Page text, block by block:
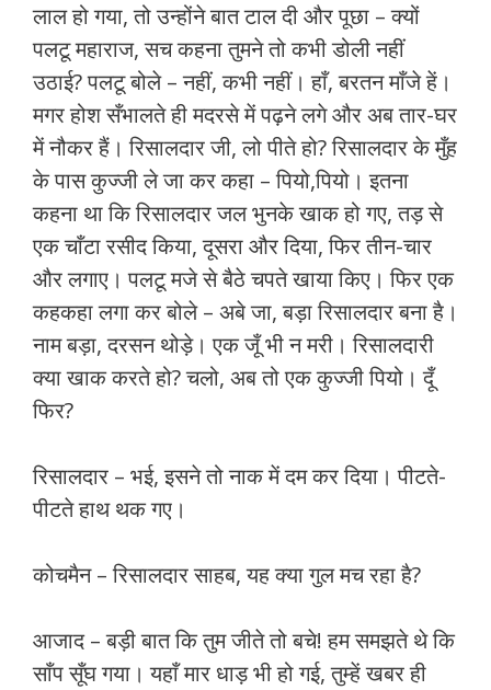
लाल हो गया, तो उन्होंने बात टाल दी और पूछा – क्यों
पलटू महाराज, सच कहना तुमने तो कभी डोली नहीं
उठाई? पलटू बोले – नहीं, कभी नहीं। हाँ, बरतन माँजे हें।
मगर होश सँभालते ही मदरसे में पढ़ने लगे और अब तार-घर
में नौकर हैं। रिसालदार जी, लो पीते हो? रिसालदार के मुँह
के पास कुज्जी ले जा कर कहा – पियो,पियो। इतना
कहना था कि रिसालदार जल भुनके खाक हो गए, तड़ से
एक चाँटा रसीद किया, दूसरा और दिया, फिर तीन-चार
और लगाए। पलटू मजे से बैठे चपते खाया किए। फिर एक
कहकहा लगा कर बोले – अबे जा, बड़ा रिसालदार बना है।
नाम बड़ा, दरसन थोड़े। एक जूँ भी न मरी। रिसालदारी
क्या खाक करते हो? चलो, अब तो एक कुज्जी पियो। दूँ
फिर?
रिसालदार – भई, इसने तो नाक में दम कर दिया। पीटते-
पीटते हाथ थक गए।
कोचमैन – रिसालदार साहब, यह क्या गुल मच रहा है?
आजाद – बड़ी बात कि तुम जीते तो बचे! हम समझते थे कि
साँप सूँघ गया। यहाँ मार धाड़ भी हो गई, तुम्हें खबर ही